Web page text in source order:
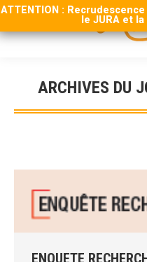
ARCHIVES DU
ATTENTION :
le JURA et la